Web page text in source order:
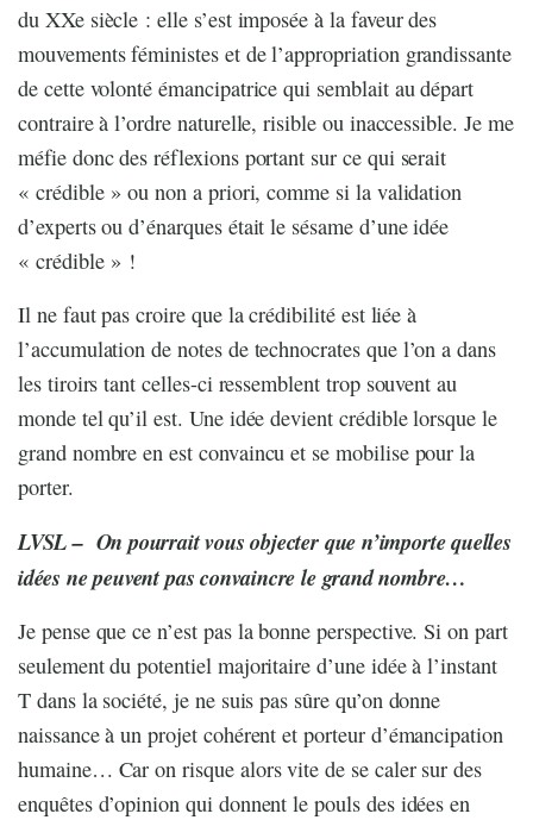
du XXe siècle : elle s’est imposée à la faveur des
mouvements féministes et de l’appropriation grandissante
de cette volonté émancipatrice qui semblait au départ
contraire à l’ordre naturelle, risible ou inaccessible. Je me
méfie donc des réflexions portant sur ce qui serait
« crédible » ou non a priori, comme si la validation
d’experts ou d’énarques était le sésame d’une idée
« crédible » !
Il ne faut pas croire que la crédibilité est liée à
l’accumulation de notes de technocrates que l’on a dans
les tiroirs tant celles-ci ressemblent trop souvent au
monde tel qu’il est. Une idée devient crédible lorsque le
grand nombre en est convaincu et se mobilise pour la
porter.
LVSL – On pourrait vous objecter que n’importe quelles
idées ne peuvent pas convaincre le grand nombre…
Je pense que ce n’est pas la bonne perspective. Si on part
seulement du potentiel majoritaire d’une idée à l’instant
T dans la société, je ne suis pas sûre qu’on donne
naissance à un projet cohérent et porteur d’émancipation
humaine… Car on risque alors vite de se caler sur des
enquêtes d’opinion qui donnent le pouls des idées en